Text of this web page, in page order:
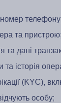
номер
та пристрою;
та дані
історія
(KYC),
особу;